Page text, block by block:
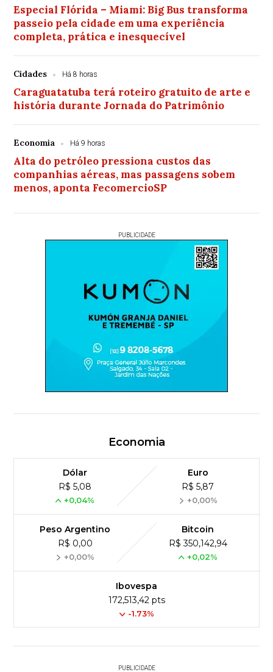
Especial Flórida – Miami: Big Bus transforma
passeio pela cidade em uma experiência
completa, prática e inesquecível
Cidades Há 8 horas
Caraguatatuba terá roteiro gratuito de arte e
história durante Jornada do Patrimônio
Economia Há 9 horas
Alta do petróleo pressiona custos das
companhias aéreas, mas passagens sobem
menos, aponta FecomercioSP
PUBLICIDADE
Economia
Dólar
R$ 5,08
+0,04%
Euro
R$ 5,87
+0,00%
Peso Argentino
R$ 0,00
+0,00%
Bitcoin
R$ 350,142,94
+0,02%
Ibovespa
172,513,42 pts
-1.73%
PUBLICIDADE